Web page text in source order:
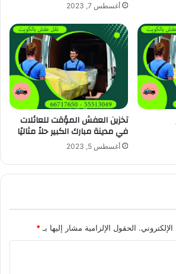
أغسطس 7, 2023
تخزين العفش المؤقت للعائلات
في مدينة مبارك الكبير حلاً مثاليًا
أغسطس 5, 2023
الحقول الإلزامية مشار إليها بـ*